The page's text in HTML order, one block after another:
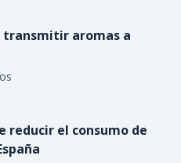
transmitir aromas a
reducir el consumo de